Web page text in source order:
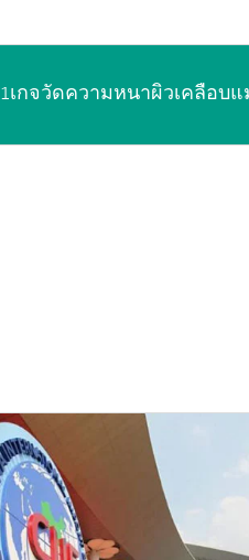
เกจวัดความหนาผิวเคลือบ